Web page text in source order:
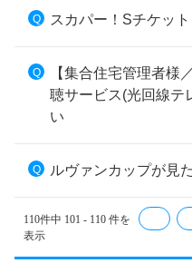
スカパー！Sチケッ
【集合住宅管理者様
聴サービス(光回線テ
い
ルヴァンカップが見
110件中 101 - 110 件を
表示